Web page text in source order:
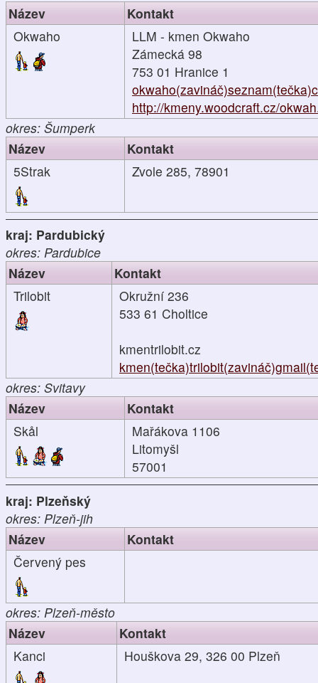
Název
Kontakt
Okwaho
LLM - kmen Okwaho
Zámecká 98
753 01 Hranice 1
http://kmeny.woodcraft.cz/
okres: Šumperk
Název
Kontakt
5Strak
Zvole 285, 78901
kraj: Pardubický
okres: Pardubice
Název
Kontakt
Trilobit
Okružní 236
533 61 Choltice
kmentrilobit.cz
okres: Svitavy
Název
Kontakt
Skål
Mařákova 1106
Litomyšl
57001
kraj: Plzeňský
okres: Plzeň-jih
Název
Kontakt
Červený pes
okres: Plzeň-město
Název
Kontakt
Kanci
Houškova 29, 326 00 Plzeň